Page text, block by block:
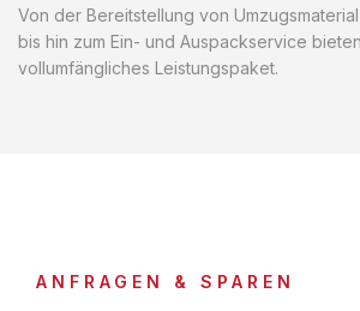
Von der Bereitstellung von
bis hin zum Ein- und Auspackservice
vollumfängliches Leistungspaket.
ANFRAGEN & SPAREN